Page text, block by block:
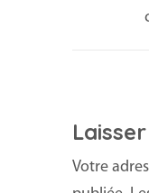
Votre